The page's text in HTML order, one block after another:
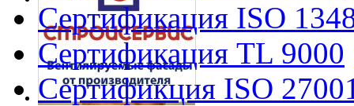
Сертификация ISO
Сертификация TL 9000
Сертификция ISO